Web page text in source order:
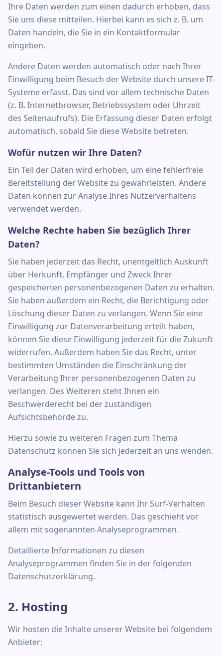
Ihre Daten werden zum einen dadurch erhoben, dass
Sie uns diese mitteilen. Hierbei kann es sich z. B. um
Daten handeln, die Sie in ein Kontaktformular
eingeben.
Andere Daten werden automatisch oder nach Ihrer
Einwilligung beim Besuch der Website durch unsere IT-
Systeme erfasst. Das sind vor allem technische Daten
(z. B. Internetbrowser, Betriebssystem oder Uhrzeit
des Seitenaufrufs). Die Erfassung dieser Daten erfolgt
automatisch, sobald Sie diese Website betreten.
Wofür nutzen wir Ihre Daten?
Ein Teil der Daten wird erhoben, um eine fehlerfreie
Bereitstellung der Website zu gewährleisten. Andere
Daten können zur Analyse Ihres Nutzerverhaltens
verwendet werden.
Welche Rechte haben Sie bezüglich Ihrer
Daten?
Sie haben jederzeit das Recht, unentgeltlich Auskunft
über Herkunft, Empfänger und Zweck Ihrer
gespeicherten personenbezogenen Daten zu erhalten.
Sie haben außerdem ein Recht, die Berichtigung oder
Löschung dieser Daten zu verlangen. Wenn Sie eine
Einwilligung zur Datenverarbeitung erteilt haben,
können Sie diese Einwilligung jederzeit für die Zukunft
widerrufen. Außerdem haben Sie das Recht, unter
bestimmten Umständen die Einschränkung der
Verarbeitung Ihrer personenbezogenen Daten zu
verlangen. Des Weiteren steht Ihnen ein
Beschwerderecht bei der zuständigen
Aufsichtsbehörde zu.
Hierzu sowie zu weiteren Fragen zum Thema
Datenschutz können Sie sich jederzeit an uns wenden.
Analyse-Tools und Tools von
Drittanbietern
Beim Besuch dieser Website kann Ihr Surf-Verhalten
statistisch ausgewertet werden. Das geschieht vor
allem mit sogenannten Analyseprogrammen.
Detaillierte Informationen zu diesen
Analyseprogrammen finden Sie in der folgenden
Datenschutzerklärung.
2. Hosting
Wir hosten die Inhalte unserer Website bei folgendem
Anbieter: